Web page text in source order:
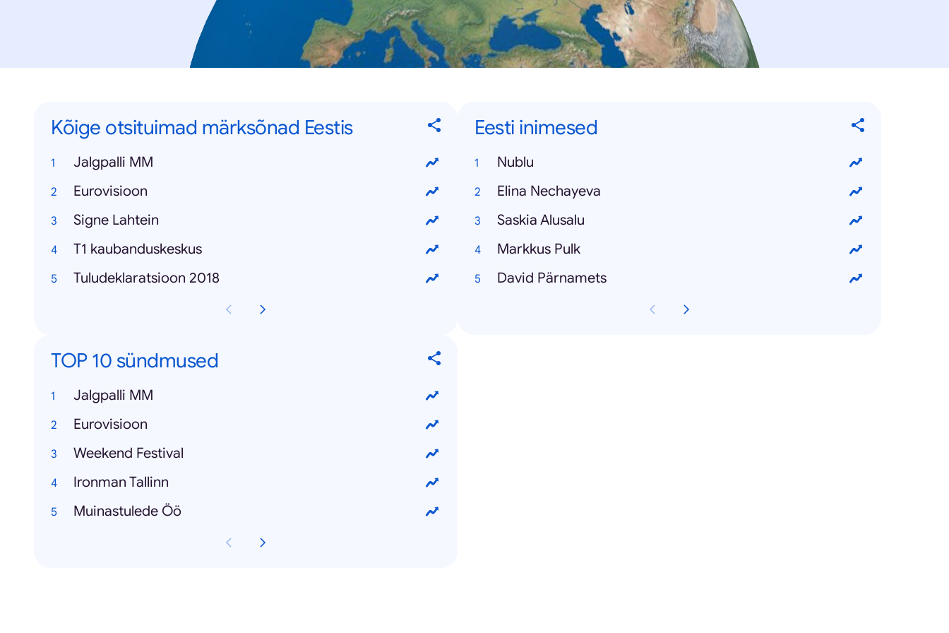
Kõige otsituimad märksõnad Eestis
Jalgpalli MM
Eurovisioon
Signe Lahtein
T1 kaubanduskeskus
Tuludeklaratsioon 2018
Eesti inimesed
Nublu
Elina Nechayeva
Saskia Alusalu
Markkus Pulk
David Pärnamets
TOP 10 sündmused
Jalgpalli MM
Eurovisioon
Weekend Festival
Ironman Tallinn
Muinastulede Öö